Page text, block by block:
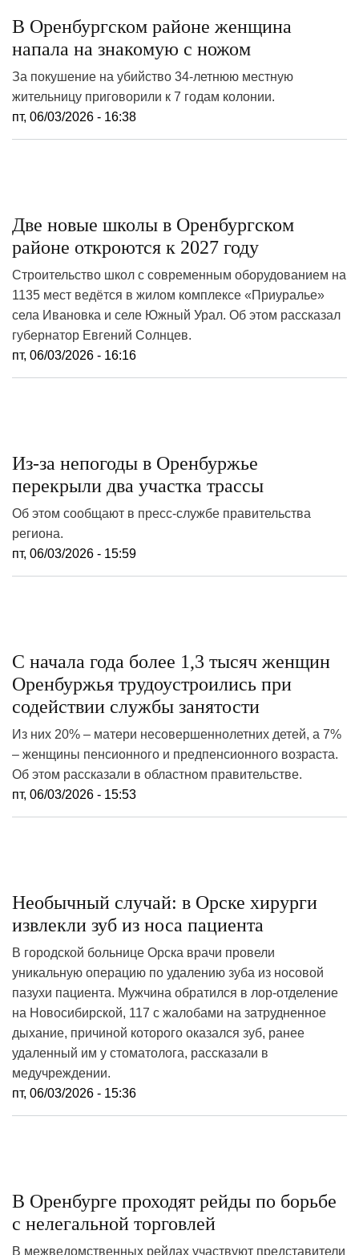
В Оренбургском районе женщина
напала на знакомую с ножом
За покушение на убийство 34-летнюю местную
жительницу приговорили к 7 годам колонии.
пт, 06/03/2026 - 16:38
Две новые школы в Оренбургском
районе откроются к 2027 году
Строительство школ с современным оборудованием на
1135 мест ведётся в жилом комплексе «Приуралье»
села Ивановка и селе Южный Урал. Об этом рассказал
губернатор Евгений Солнцев.
пт, 06/03/2026 - 16:16
Из-за непогоды в Оренбуржье
перекрыли два участка трассы
Об этом сообщают в пресс-службе правительства
региона.
пт, 06/03/2026 - 15:59
С начала года более 1,3 тысяч женщин
Оренбуржья трудоустроились при
содействии службы занятости
Из них 20% – матери несовершеннолетних детей, а 7%
– женщины пенсионного и предпенсионного возраста.
Об этом рассказали в областном правительстве.
пт, 06/03/2026 - 15:53
Необычный случай: в Орске хирурги
извлекли зуб из носа пациента
В городской больнице Орска врачи провели
уникальную операцию по удалению зуба из носовой
пазухи пациента. Мужчина обратился в лор-отделение
на Новосибирской, 117 с жалобами на затрудненное
дыхание, причиной которого оказался зуб, ранее
удаленный им у стоматолога, рассказали в
медучреждении.
пт, 06/03/2026 - 15:36
В Оренбурге проходят рейды по борьбе
с нелегальной торговлей
В межведомственных рейдах участвуют представители